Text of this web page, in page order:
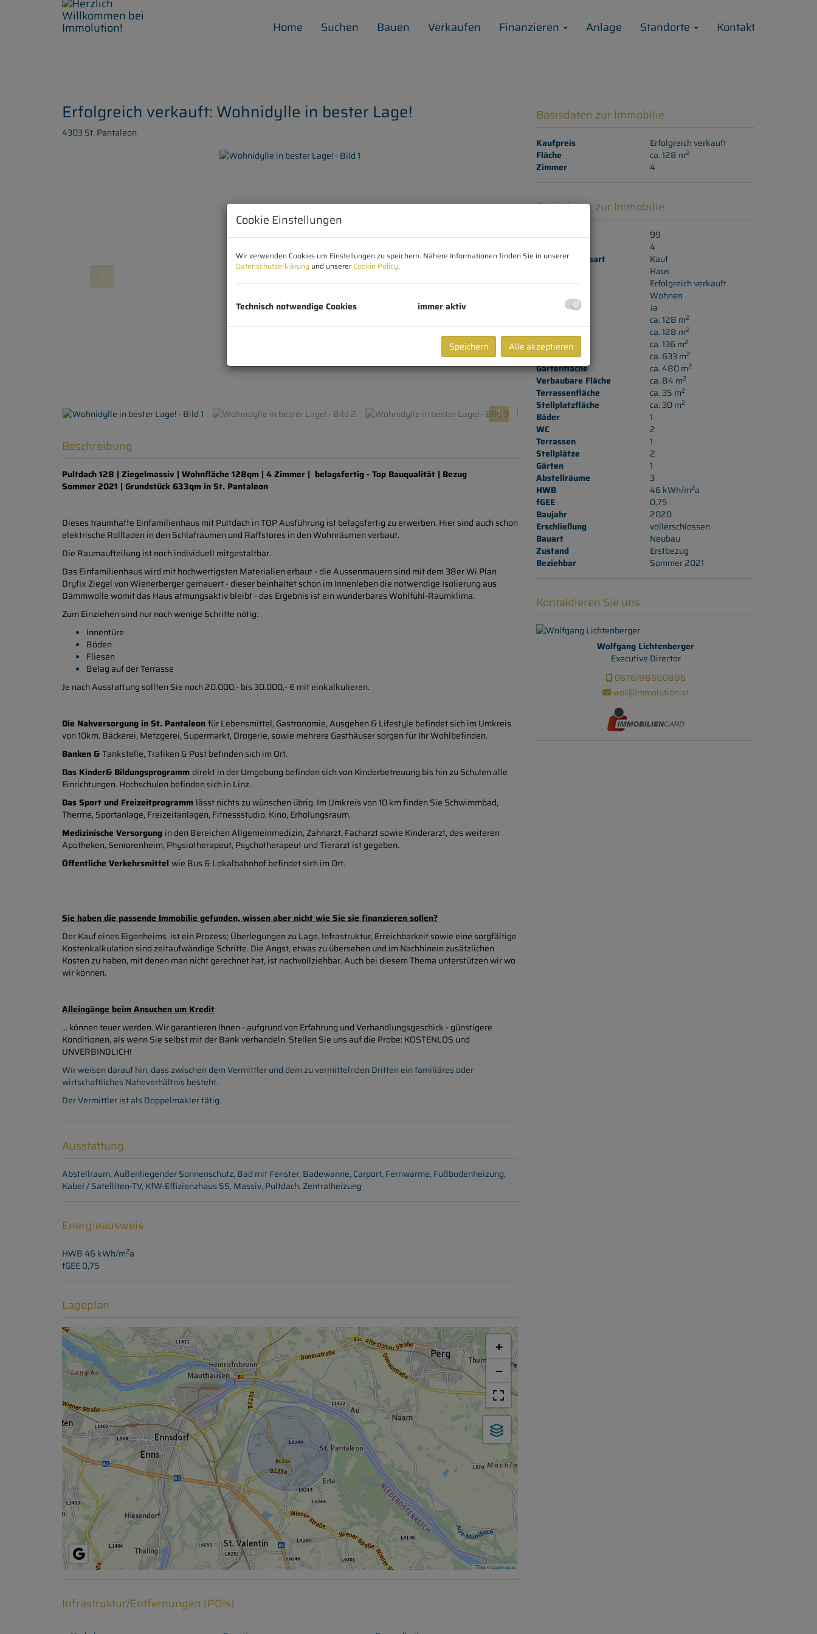
Home Suchen Bauen Verkaufen Finanzieren Anlage Standorte Kontakt
Erfolgreich verkauft: Wohnidylle in bester Lage!
4303 St. Pantaleon
Beschreibung
Pultdach 128 | Ziegelmassiv | Wohnfläche 128qm | 4 Zimmer | belagsfertig - Top Bauqualität | Bezug
Sommer 2021 | Grundstück 633qm in St. Pantaleon
Dieses traumhafte Einfamilienhaus mit Pultdach in TOP Ausführung ist belagsfertig zu erwerben. Hier sind auch schon
elektrische Rollladen in den Schlafräumen und Raffstores in den Wohnräumen verbaut.
Die Raumaufteilung ist noch individuell mitgestaltbar.
Das Einfamilienhaus wird mit hochwertigsten Materialien erbaut - die Aussenmauern sind mit dem 38er Wi Plan
Dryfix Ziegel von Wienerberger gemauert - dieser beinhaltet schon im Innenleben die notwendige Isolierung aus
Dämmwolle womit das Haus atmungsaktiv bleibt - das Ergebnis ist ein wunderbares Wohlfühl-Raumklima.
Zum Einziehen sind nur noch wenige Schritte nötig:
Innentüre
Böden
Fliesen
Belag auf der Terrasse
Je nach Ausstattung sollten Sie noch 20.000,- bis 30.000,- € mit einkalkulieren.
Die Nahversorgung in St. Pantaleonfür Lebensmittel, Gastronomie, Ausgehen & Lifestyle befindet sich im Umkreis
von 10km. Bäckerei, Metzgerei, Supermarkt, Drogerie, sowie mehrere Gasthäuser sorgen für Ihr Wohlbefinden.
Banken &Tankstelle, Trafiken & Post befinden sich im Ort.
Das Kinder& Bildungsprogramm direkt in der Umgebung befinden sich von Kinderbetreuung bis hin zu Schulen alle
Einrichtungen. Hochschulen befinden sich in Linz.
Das Sport und Freizeitprogramm lässt nichts zu wünschen übrig. Im Umkreis von 10 km finden Sie Schwimmbad,
Therme, Sportanlage, Freizeitanlagen, Fitnessstudio, Kino, Erholungsraum.
Medizinische Versorgung in den Bereichen Allgemeinmedizin, Zahnarzt, Facharzt sowie Kinderarzt, des weiteren
Apotheken, Seniorenheim, Physiotherapeut, Psychotherapeut und Tierarzt ist gegeben.
Öffentliche Verkehrsmittel wie Bus & Lokalbahnhof befindet sich im Ort.
Sie haben die passende Immobilie gefunden, wissen aber nicht wie Sie sie finanzieren sollen?
Der Kauf eines Eigenheims ist ein Prozess; Überlegungen zu Lage, Infrastruktur, Erreichbarkeit sowie eine sorgfältige
Kostenkalkulation sind zeitaufwändige Schritte. Die Angst, etwas zu übersehen und im Nachhinein zusätzlichen
Kosten zu haben, mit denen man nicht gerechnet hat, ist nachvollziehbar. Auch bei diesem Thema unterstützen wir wo
wir können.
Alleingänge beim Ansuchen um Kredit
… können teuer werden. Wir garantieren Ihnen - aufgrund von Erfahrung und Verhandlungsgeschick - günstigere
Konditionen, als wenn Sie selbst mit der Bank verhandeln. Stellen Sie uns auf die Probe: KOSTENLOS und
UNVERBINDLICH!
Wir weisen darauf hin, dass zwischen dem Vermittler und dem zu vermittelnden Dritten ein familiäres oder
wirtschaftliches Naheverhältnis besteht.
Der Vermittler ist als Doppelmakler tätig.
Ausstattung
Abstellraum Außenliegender Sonnenschutz Bad mit Fenster Badewanne Carport Fernwärme Fußbodenheizung
Kabel / Satelliten-TV KfW-Effizienzhaus 55 Massiv Pultdach Zentralheizung
Energieausweis
HWB46 kWh/m2a
fGEE0,75
Lageplan
+
−
Tiles ©basemap.at
Infrastruktur/Entfernungen (POIs)
Basisdaten zur Immobilie
Kaufpreis
Erfolgreich verkauft
Fläche
ca. 128 m2
Zimmer 4
Basisdaten zur Immobilie
Objektnr.
99
4
Vermarktungsart
Kauf
Haus
Erfolgreich verkauft
Wohnen
Belagsfertig
Ja
ca. 128 m2
ca. 128 m2
Nutzfläche ca. 136 m2
Grundfläche ca. 633 m2
Gartenfläche ca. 480 m2
Verbaubare Fläche ca. 84 m2
Terrassenfläche ca. 35 m2
Stellplatzfläche ca. 30 m2
Bäder
1
WC
2
Terrassen
1
Stellplätze
2
Gärten
1
Abstellräume
3
HWB
46 kWh/m2a
fGEE
0,75
Baujahr
2020
Erschließung
vollerschlossen
Bauart
Neubau
Zustand
Erstbezug
Beziehbar
Sommer 2021
Kontaktieren Sie uns
Wolfgang Lichtenberger
Executive Director
0676/88680886
wol@immolution.at
Cookie Einstellungen
Wir verwenden Cookies um Einstellungen zu speichern. Nähere Informationen finden Sie in unserer
Datenschutzerklärung und unserer Cookie Policy.
Technisch notwendige Cookies immer aktiv
Speichern Alle akzeptieren